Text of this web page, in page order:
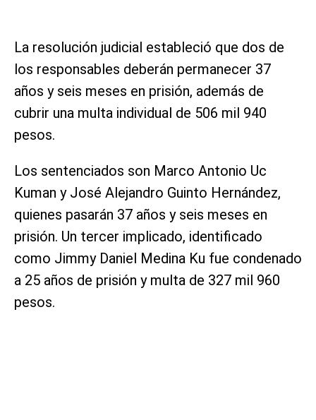
La resolución judicial estableció que dos de
los responsables deberán permanecer 37
años y seis meses en prisión, además de
cubrir una multa individual de 506 mil 940
pesos.
Los sentenciados son Marco Antonio Uc
Kuman y José Alejandro Guinto Hernández,
quienes pasarán 37 años y seis meses en
prisión. Un tercer implicado, identificado
como Jimmy Daniel Medina Ku fue condenado
a 25 años de prisión y multa de 327 mil 960
pesos.